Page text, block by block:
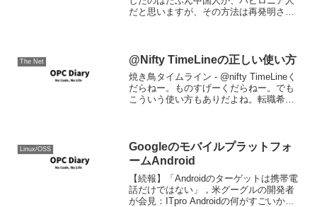
だと思いますが、その方法は再発明され
り、その歴史の中で今ネッ...
The Net @Nifty TimeLineの正しい使い方
焼き鳥タイムライン - @nifty TimeLineく
だらねー。ものすげーくだらねー。でも
こういう使い方もありだよね。転職希望
Linux/OSS
Googleのモバイルプラットフォ
ームAndroid
【続報】「Androidのターゲットは携帯電
話だけではない」，米グーグルの開発者
が会見：ITpro Androidの何がすごいかっ